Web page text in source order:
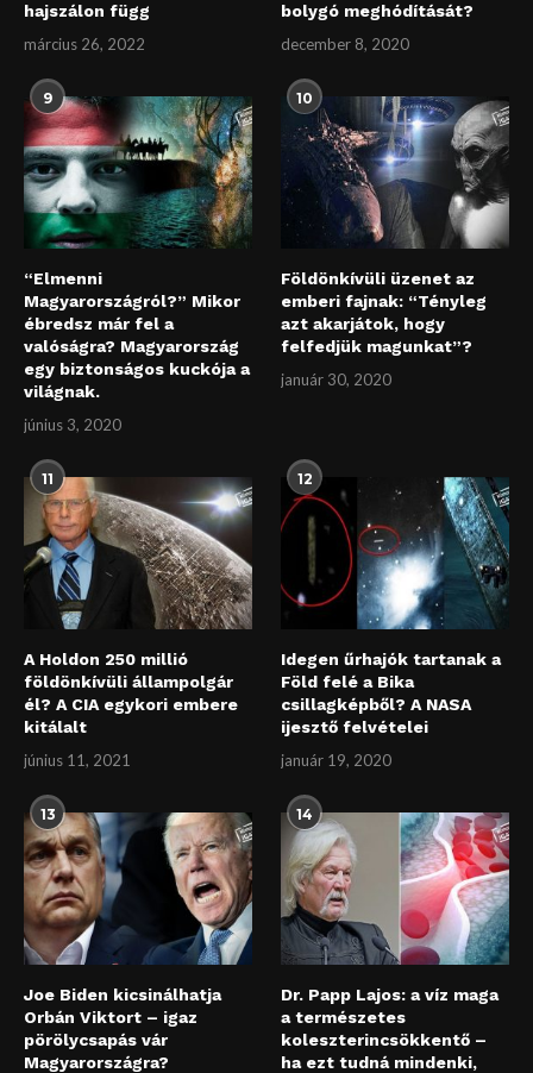
hajszálon függ
március 26, 2022
bolygó meghódítását?
december 8, 2020
9
“Elmenni
Magyarországról?” Mikor
ébredsz már fel a
valóságra? Magyarország
egy biztonságos kuckója a
világnak.
június 3, 2020
10
Földönkívüli üzenet az
emberi fajnak: “Tényleg
azt akarjátok, hogy
felfedjük magunkat”?
január 30, 2020
11
A Holdon 250 millió
földönkívüli állampolgár
él? A CIA egykori embere
kitálalt
június 11, 2021
12
Idegen űrhajók tartanak a
Föld felé a Bika
csillagképből? A NASA
ijesztő felvételei
január 19, 2020
13
Joe Biden kicsinálhatja
Orbán Viktort – igaz
pörölycsapás vár
Magyarországra?
14
Dr. Papp Lajos: a víz maga
a természetes
koleszterincsökkentő –
ha ezt tudná mindenki,